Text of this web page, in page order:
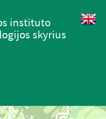
instituto
skyrius